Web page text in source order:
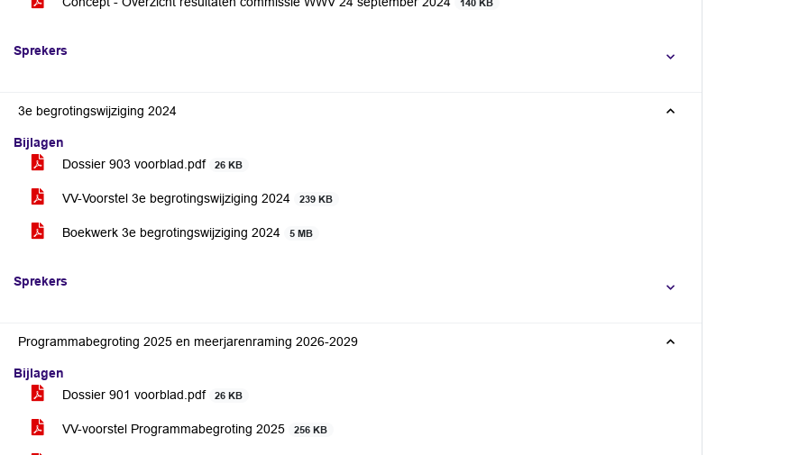
140 KB
Sprekers
3e begrotingswijziging 2024
Bijlagen
Dossier 903 voorblad.pdf
26 KB
VV-Voorstel 3e begrotingswijziging 2024 239 KB
Boekwerk 3e begrotingswijziging 2024 5 MB
Sprekers
Programmabegroting 2025 en meerjarenraming 2026-2029
Bijlagen
Dossier 901 voorblad.pdf
26 KB
VV-voorstel Programmabegroting 2025 256 KB